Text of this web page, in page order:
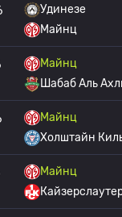
Удинезе
Майнц
Майнц
Шабаб Аль
Майнц
Холштайн
Майнц